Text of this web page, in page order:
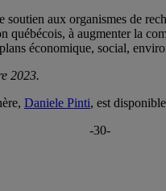
soutien aux organismes de
à augmenter la
économique, social,
2023.
Daniele Pinti, est
-30-